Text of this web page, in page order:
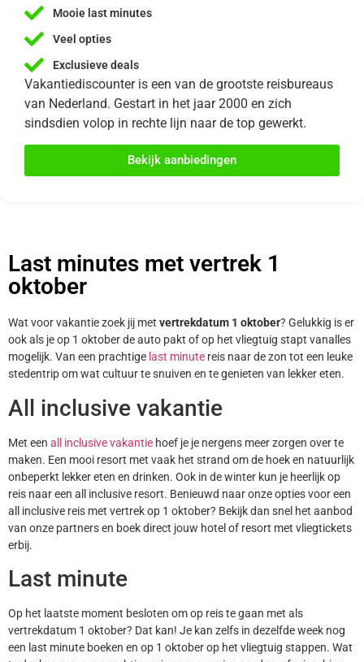
Mooie last minutes
Veel opties
Exclusieve deals
Vakantiediscounter is een van de grootste reisbureaus
van Nederland. Gestart in het jaar 2000 en zich
sindsdien volop in rechte lijn naar de top gewerkt.
Bekijk aanbiedingen
Last minutes met vertrek 1
oktober
Wat voor vakantie zoek jij met vertrekdatum 1 oktober? Gelukkig is er
ook als je op 1 oktober de auto pakt of op het vliegtuig stapt vanalles
mogelijk. Van een prachtige last minute reis naar de zon tot een leuke
stedentrip om wat cultuur te snuiven en te genieten van lekker eten.
All inclusive vakantie
Met een all inclusive vakantie hoef je je nergens meer zorgen over te
maken. Een mooi resort met vaak het strand om de hoek en natuurlijk
onbeperkt lekker eten en drinken. Ook in de winter kun je heerlijk op
reis naar een all inclusive resort. Benieuwd naar onze opties voor een
all inclusive reis met vertrek op 1 oktober? Bekijk dan snel het aanbod
van onze partners en boek direct jouw hotel of resort met vliegtickets
erbij.
Last minute
Op het laatste moment besloten om op reis te gaan met als
vertrekdatum 1 oktober? Dat kan! Je kan zelfs in dezelfde week nog
een last minute boeken en op 1 oktober op het vliegtuig stappen. Wat